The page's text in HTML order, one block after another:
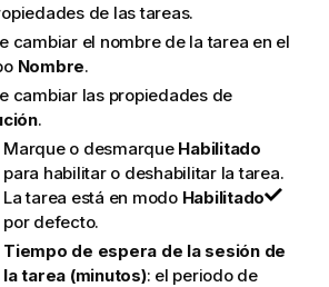
de las tareas.
cambiar el nombre de la tarea en el
Nombre.
cambiar las propiedades de
.
Marque o desmarque Habilitado
para habilitar o deshabilitar la tarea.
La tarea está en modo Habilitado
por defecto.
Tiempo de espera de la sesión de
la tarea (minutos): el periodo de